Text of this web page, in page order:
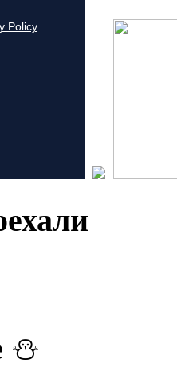
⛄